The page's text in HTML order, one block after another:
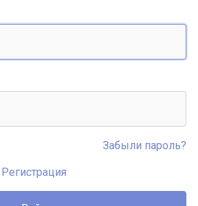
Забыли пароль?
Регистрация